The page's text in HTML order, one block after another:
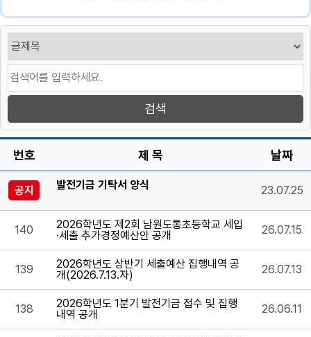
번호 제 목 날짜
공지 발전기금 기탁서 양식 23.07.25
140
2026학년도 제2회 남원도통초등학교 세입
·세출 추가경정예산안 공개
26.07.15
139
2026학년도 상반기 세출예산 집행내역 공
개(2026.7.13.자)
26.07.13
138
2026학년도 1분기 발전기금 접수 및 집행
내역 공개
26.06.11